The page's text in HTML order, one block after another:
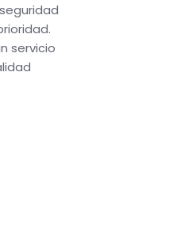
servicio